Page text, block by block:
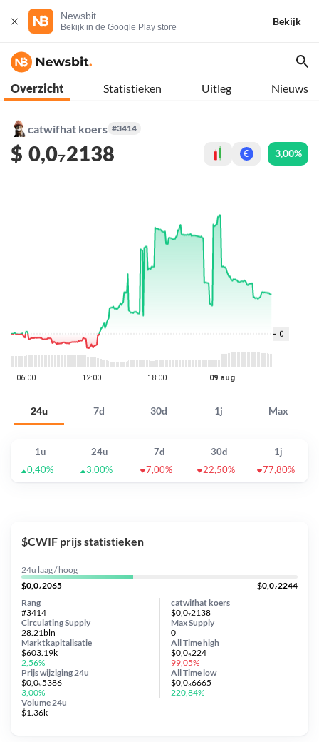
Newsbit
Bekijk in de Google Play store
Bekijk
Overzicht Statistieken Uitleg Nieuws
catwifhat koers #3414
$ 0,0₇2138 € 3,00%
24u 7d 30d 1j Max
1u 24u 7d 30d
1j
0,40%
3,00% 7,00% 22,50% 77,80%
$CWIF prijs statistieken
24u laag / hoog
$0,0₇2065
$0,0₇2244
catwifhat koers
$0,0₇2138
Circulating Supply
28.21bln
Prijs wijziging 24u
$0,0₉5386
3,00%
Max Supply
0
Marktkapitalisatie
$603.19k
2,56%
Volume 24u
$1.36k
Rang
#3414
All Timehigh
$0,0₅224
99,05%
All Time low
$0,0₈6665
220,84%